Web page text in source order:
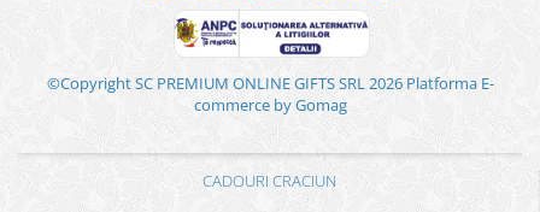
©Copyright SC PREMIUM ONLINE GIFTS SRL 2026 Platforma E-
commerce by Gomag
CADOURI CRACIUN